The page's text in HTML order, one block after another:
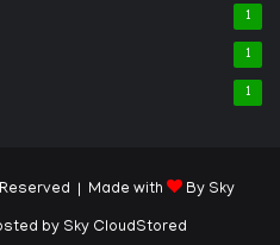
1
1
1
| Made with By Sky
by Sky CloudStored